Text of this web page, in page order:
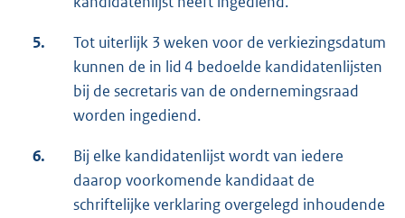
5.
Tot uiterlijk 3 weken voor de verkiezingsdatum
kunnen de in lid 4 bedoelde kandidatenlijsten
bij de secretaris van de ondernemingsraad
worden ingediend.
6.
Bij elke kandidatenlijst wordt van iedere
daarop voorkomende kandidaat de
schriftelijke verklaring overgelegd inhoudende